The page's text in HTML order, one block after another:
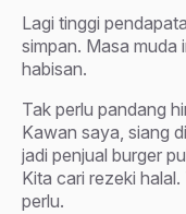
Lagi tinggi
simpan. Masa muda
habisan.
Tak perlu pandang
Kawan saya, siang
jadi penjual burger
Kita cari rezeki
perlu.